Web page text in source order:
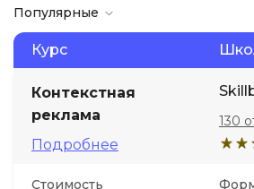
Популярные
Курс
Контекстная
реклама
Подробнее
130
Стоимость